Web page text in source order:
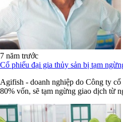
7 năm trước
Cổ phiếu đại gia thủy sản bị tạm
Agifish - doanh nghiệp do Công ty
80% vốn, sẽ tạm ngừng giao dịch từ